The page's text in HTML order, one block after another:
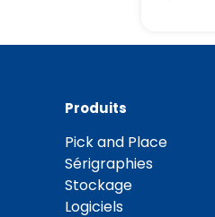
Produits
Pick and Place
Sérigraphies
Stockage
Logiciels